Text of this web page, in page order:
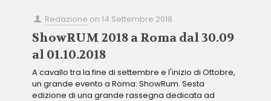
Redazione on14 Settembre 2018
ShowRUM 2018 a Roma dal 30.09
al 01.10.2018
A cavallo tra la fine di settembre e l'inizio di Ottobre,
un grande evento a Roma: ShowRum. Sesta
edizione di una grande rassegna dedicata ad